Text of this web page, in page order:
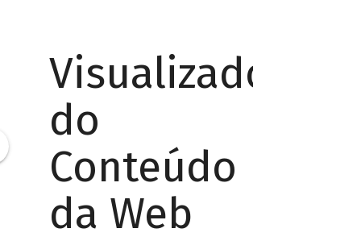
Visualizador
do
Conteúdo
da Web